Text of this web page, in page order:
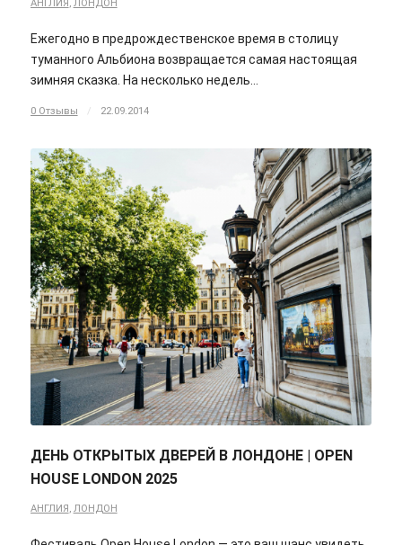
АНГЛИЯ , ЛОНДОН
Ежегодно в предрождественское время в столицу
туманного Альбиона возвращается самая настоящая
зимняя сказка. На несколько недель…
0 Отзывы / 22.09.2014
ДЕНЬ ОТКРЫТЫХ ДВЕРЕЙ В ЛОНДОНЕ | OPEN
HOUSE LONDON 2025
АНГЛИЯ ЛОНДОН